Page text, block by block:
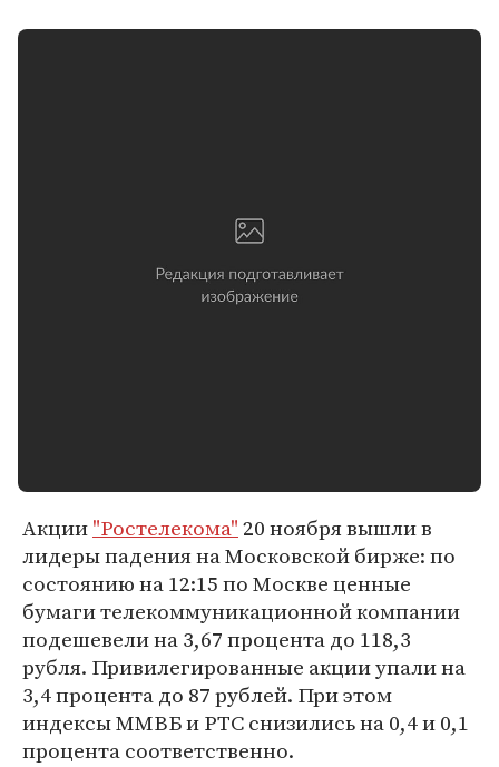
Акции"Ростелекома"20 ноября вышли в
лидеры падения на Московской бирже: по
состоянию на 12:15 по Москве ценные
бумаги телекоммуникационной компании
подешевели на 3,67 процента до 118,3
рубля. Привилегированные акции упали на
3,4 процента до 87 рублей. При этом
индексы ММВБ и РТС снизились на 0,4 и 0,1
процента соответственно.